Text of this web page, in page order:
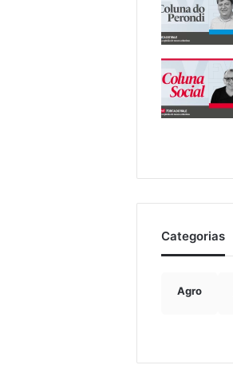
Categorias
Agro